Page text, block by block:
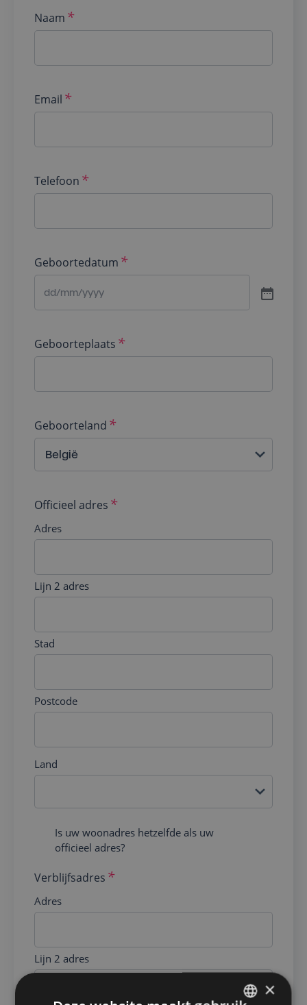
Naam
Email
Telefoon
Geboortedatum
Geboorteplaats
Geboorteland
Officieel adres
Adres
Lijn 2 adres
Stad
Postcode
Land
Woonadres
Is uw woonadres hetzelfde als uw
officieel adres?
Verblijfsadres
Adres
Lijn 2 adres
×